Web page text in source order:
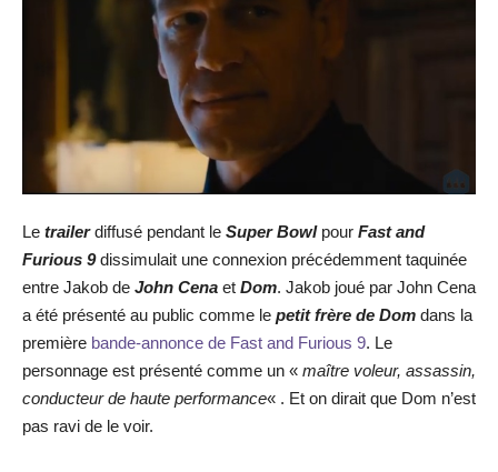
Le trailerdiffusé pendant le Super Bowlpour Fast and
Furious 9dissimulait une connexion précédemment taquinée
entre Jakob de John Cena et Dom. Jakob joué par John Cena
a été présenté au public comme le petit frère de Dom dans la
première bande-annonce de Fast and Furious 9. Le
personnage est présenté comme un « maître voleur, assassin,
conducteur de haute performance« . Et on dirait que Dom n’est
pas ravi de le voir.